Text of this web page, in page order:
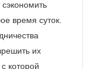
время суток.
их
которой